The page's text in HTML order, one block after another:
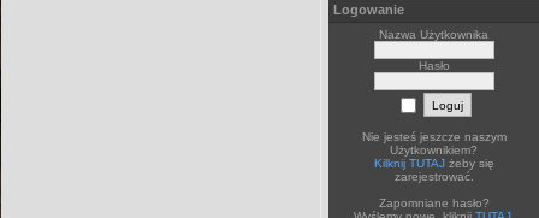
Logowanie
Nazwa Użytkownika
Hasło
Nie jesteś jeszcze naszym
Użytkownikiem?
Kilknij TUTAJżeby się
zarejestrować.
Zapomniane hasło?